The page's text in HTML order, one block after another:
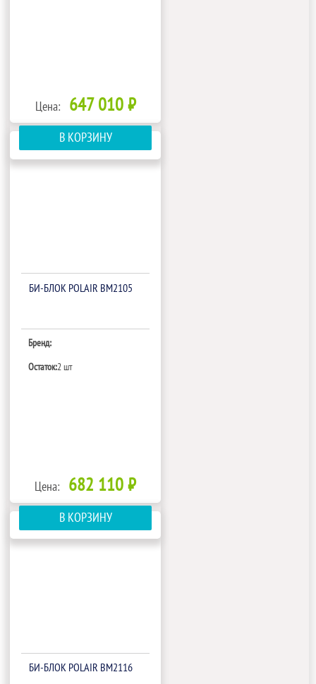
Цена: 647 010 ₽
В КОРЗИНУ
БИ‑БЛОК POLAIR BM2105
Бренд:
Остаток:2 шт
Цена: 682 110 ₽
В КОРЗИНУ
БИ‑БЛОК POLAIR BM2116